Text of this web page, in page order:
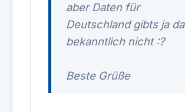
aber Daten für
Deutschland gibts ja da
bekanntlich nicht :?
Beste Grüße